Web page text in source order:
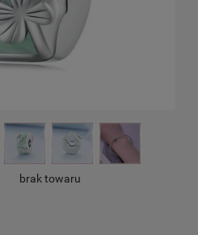
brak towaru